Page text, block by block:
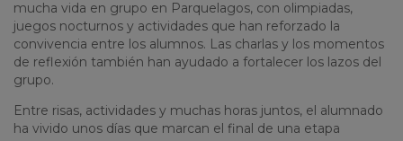
mucha vida en grupo en Parquelagos, con olimpiadas,
juegos nocturnos y actividades que han reforzado la
convivencia entre los alumnos. Las charlas y los momentos
de reflexión también han ayudado a fortalecer los lazos del
grupo.
Entre risas, actividades y muchas horas juntos, el alumnado
ha vivido unos días que marcan el final de una etapa